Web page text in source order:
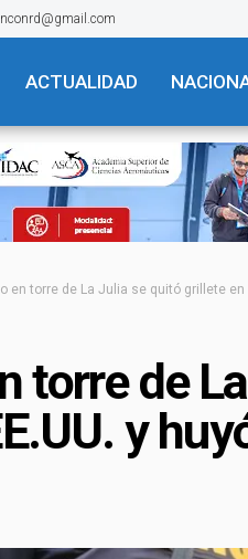
ACTUALIDAD
en torre de La Julia se quitó grillete en
torre de
y